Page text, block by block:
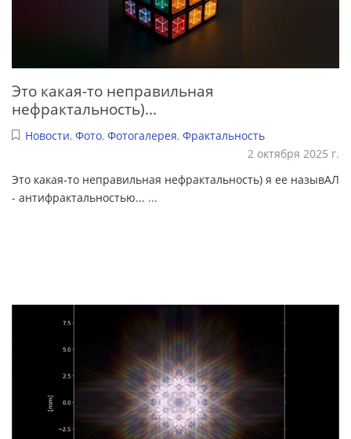
Это какая-то неправильная
нефрактальность)...
Новости, Фото, Фотогалерея, Фрактальность
2 октября 2025 г.
Это какая-то неправильная нефрактальность) я ее назывАЛ
- антифрактальностью... ...